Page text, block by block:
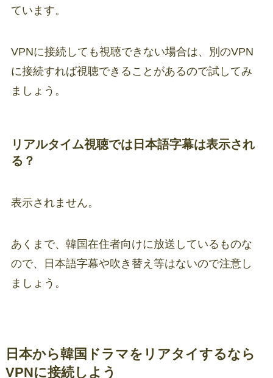
ています。
VPNに接続しても視聴できない場合は、別のVPN
に接続すれば視聴できることがあるので試してみ
ましょう。
リアルタイム視聴では日本語字幕は表示され
る？
表示されません。
あくまで、韓国在住者向けに放送しているものな
ので、日本語字幕や吹き替え等はないので注意し
ましょう。
日本から韓国ドラマをリアタイするなら
VPNに接続しよう